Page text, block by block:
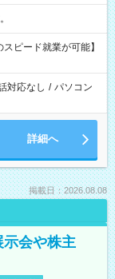
ピード就業が可能】
対応なし / パソコン
詳細へ
掲載日：2026.08.08
示会や株主